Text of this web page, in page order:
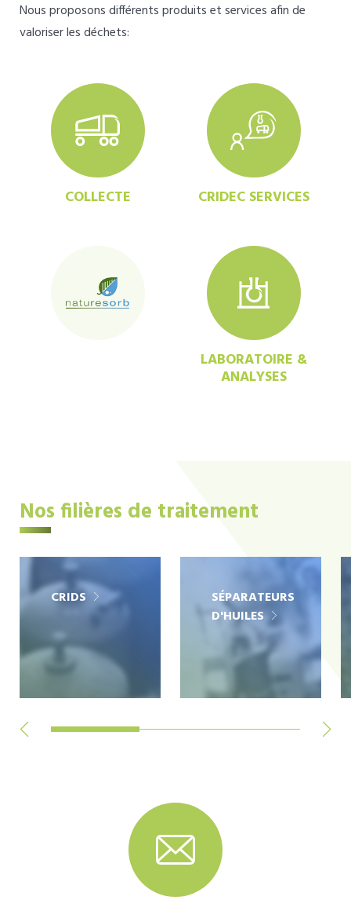
Nous proposons différents produits et services afin de
valoriser les déchets:
COLLECTE CRIDEC SERVICES
LABORATOIRE &
ANALYSES
Nos filières de traitement
CRIDS
SÉPARATEURS
D'HUILES